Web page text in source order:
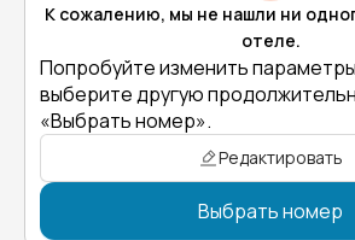
К сожалению, мы не нашли ни
отеле.
Попробуйте изменить
выберите другую
«Выбрать номер».
Редактировать
Выбрать номер